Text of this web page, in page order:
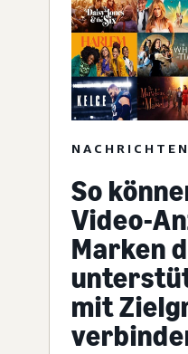
NACHRICHTEN
So
Video-
Marken
mit